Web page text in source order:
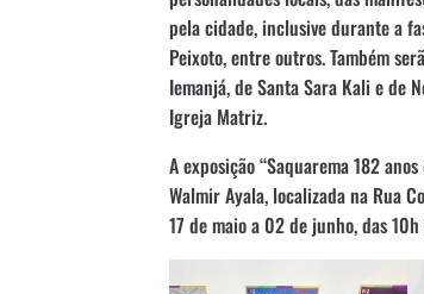
pela cidade, inclusive durante a
Peixoto, entre outros. Também
Iemanjá, de Santa Sara Kali e de
Igreja Matriz.
A exposição “Saquarema 182
Walmir Ayala, localizada na Rua
17 de maio a 02 de junho, das